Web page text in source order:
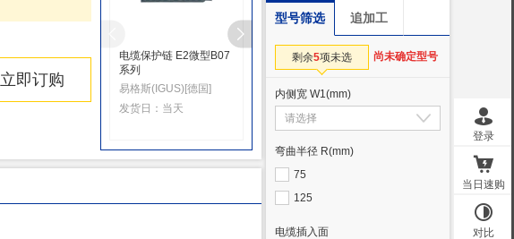
立即订购
电缆保护链 E2微型B07
系列
易格斯(IGUS)[德国]
发货日：当天
电缆保护链 E2/000
1400·1500
易格斯(IGUS)[德国]
发货日：当天起
电缆保护链 方便型
发货日：当天
型号筛选 追加工
剩余5项未选 尚未确定型号
内侧宽 W1(mm)
弯曲半径 R(mm)
75
125
电缆插入面